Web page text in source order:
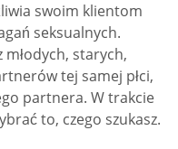
swoim klientom
seksualnych.
młodych, starych,
tej samej płci,
partnera. W trakcie
to, czego szukasz.